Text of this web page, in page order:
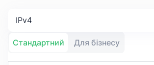
IPv4
Стандартний Для бізнесу